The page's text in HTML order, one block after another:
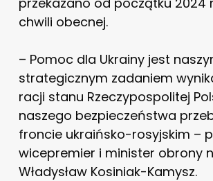
chwili obecnej.
– Pomoc dla Ukrainy jest
strategicznym zadaniem
racji stanu Rzeczypospolitej
naszego bezpieczeństwa
froncie ukraińsko-rosyjskim –
wicepremier i minister obrony
Władysław Kosiniak-Kamysz.